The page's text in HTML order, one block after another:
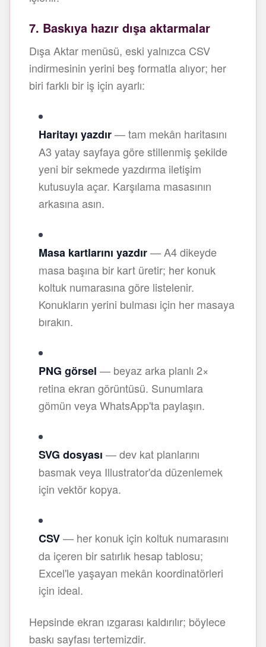
7. Baskıya hazır dışa aktarmalar
Dışa Aktar menüsü, eski yalnızca CSV
indirmesinin yerini beş formatla alıyor; her
biri farklı bir iş için ayarlı:
Haritayı yazdır— tam mekân haritasını
A3 yatay sayfaya göre stillenmiş şekilde
yeni bir sekmede yazdırma iletişim
kutusuyla açar. Karşılama masasının
arkasına asın.
Masa kartlarını yazdır— A4 dikeyde
masa başına bir kart üretir; her konuk
koltuk numarasına göre listelenir.
Konukların yerini bulması için her masaya
bırakın.
PNG görsel — beyaz arka planlı 2×
retina ekran görüntüsü. Sunumlara
gömün veya WhatsApp'ta paylaşın.
SVG dosyası — dev kat planlarını
basmak veya Illustrator'da düzenlemek
için vektör kopya.
CSV— her konuk için koltuk numarasını
da içeren bir satırlık hesap tablosu;
Excel'le yaşayan mekân koordinatörleri
için ideal.
Hepsinde ekran ızgarası kaldırılır; böylece
baskı sayfası tertemizdir.